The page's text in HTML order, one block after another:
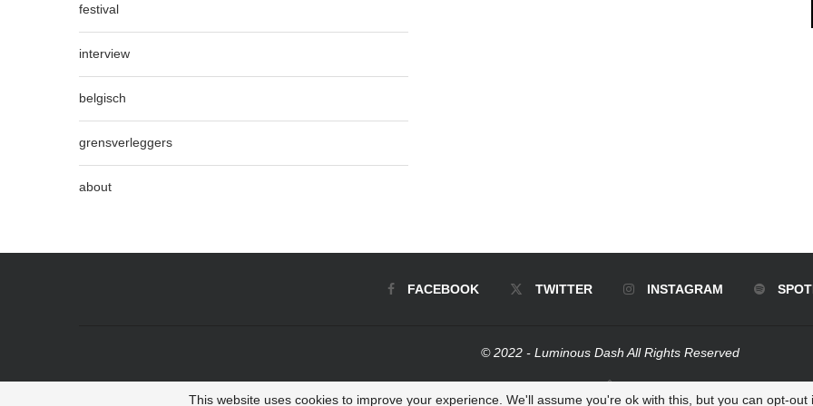
festival
interview
belgisch
grensverleggers
about
FACEBOOK TWITTER INSTAGRAM
© 2022 - Luminous Dash All Rights Reserved
BACK TO TOP
This website uses cookies to improve your experience. We'll assume you're ok with this, but you can opt-out